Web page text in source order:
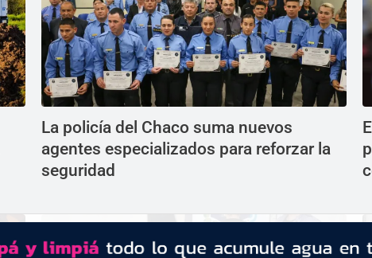
La policía del Chaco suma nuevos
agentes especializados para reforzar la
seguridad